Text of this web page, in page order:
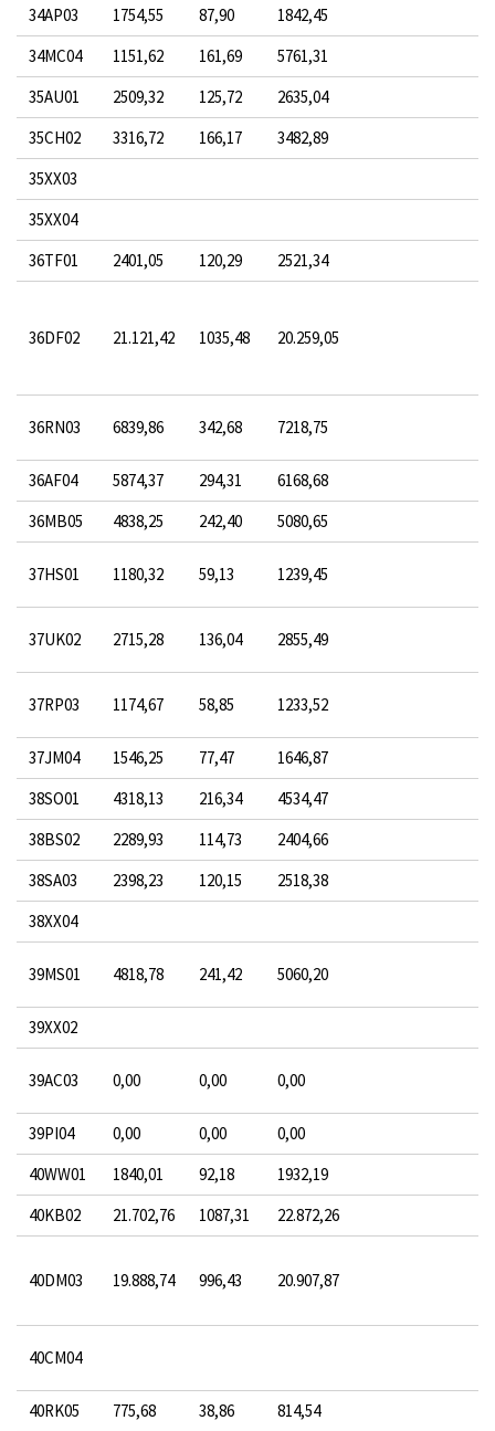
34AP03
1754,55 87,90
1842,45
34MC04
1151,62 161,69
5761,31
35AU01
2509,32 125,72
2635,04
35CH02
3316,72 166,17
3482,89
35XX03
35XX04
36TF01
2401,05 120,29 2521,34
36DF02 21.121,42 1035,48 20.259,05
36RN03 6839,86 342,68 7218,75
36AF04 5874,37 294,31
6168,68
36MB05
4838,25 242,40 5080,65
37HS01 1180,32 59,13 1239,45
37UK02 2715,28 136,04 2855,49
37RP03 1174,67 58,85 1233,52
37JM04 1546,25 77,47
1646,87
38SO01
4318,13 216,34
4534,47
38BS02
2289,93 114,73
2404,66
38SA03
2398,23 120,15
2518,38
38XX04
39MS01 4818,78 241,42 5060,20
39XX02
39AC03 0,00 0,00 0,00
39PI04 0,00 0,00
0,00
40WW01
1840,01 92,18
1932,19
40KB02
21.702,76 1087,31 22.872,26
40DM03 19.888,74 996,43 20.907,87
40CM04
40RK05 775,68 38,86
814,54